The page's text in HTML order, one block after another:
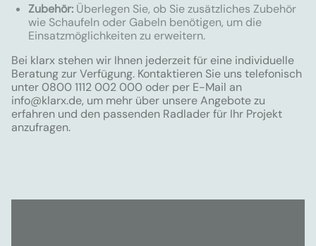
Zubehör: Überlegen Sie, ob Sie zusätzliches Zubehör
wie Schaufeln oder Gabeln benötigen, um die
Einsatzmöglichkeiten zu erweitern.
Bei klarx stehen wir Ihnen jederzeit für eine individuelle
Beratung zur Verfügung. Kontaktieren Sie uns telefonisch
unter 0800 1112 002 000 oder per E-Mail an
info@klarx.de, um mehr über unsere Angebote zu
erfahren und den passenden Radlader für Ihr Projekt
anzufragen.